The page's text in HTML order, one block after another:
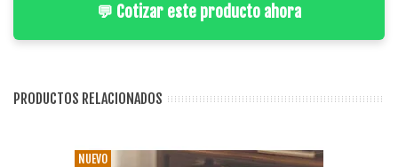
💬 Cotizar este producto ahora
PRODUCTOS RELACIONADOS
NUEVO